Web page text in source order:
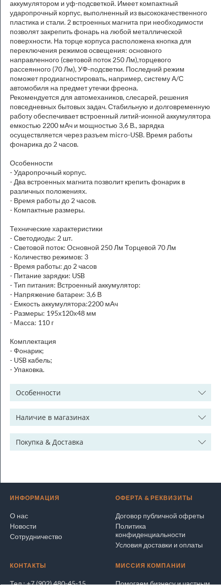
аккумулятором и уф-подсветкой. Имеет компактный
ударопрочный корпус, выполненный из высококачественного
пластика и стали. 2 встроенных магнита при необходимости
позволят закрепить фонарь на любой металлической
поверхности. На торце корпуса расположена кнопка для
переключения режимов освещения: основного
направленного (световой поток 250 Лм),торцевого
рассеянного (70 Лм), УФ-подсветки. Последний режим
поможет продиагностировать, например, систему А/С
автомобиля на предмет утечки фреона.
Рекомендуется для автомехаников, слесарей, решения
повседневных бытовых задач. Стабильную и долговременную
работу обеспечивает встроенный литий-ионной аккумулятора
емкостью 2200 мАч и мощностью 3,6 В., зарядка
осуществляется через разъем micro-USB. Время работы
фонарика до 2 часов.
Особенности
- Ударопрочный корпус.
- Два встроенных магнита позволит крепить фонарик в
различных положениях.
- Время работы до 2 часов.
- Компактные размеры.
Технические характеристики
- Светодиоды: 2 шт.
- Световой поток: Основной 250 Лм Торцевой 70 Лм
- Количество режимов: 3
- Время работы: до 2 часов
- Питание зарядки: USB
- Тип питания: Встроенный аккумулятор:
- Напряжение батареи: 3,6 В
- Емкость аккумулятора:2200 мАч
- Размеры: 195х120х48 мм
- Масса: 110 г
Комплектация
- Фонарик;
- USB кабель;
- Упаковка.
Особенности
Наличие в магазинах
Покупка & Доставка
ИНФОРМАЦИЯ
О нас
Новости
Сотрудничество
ОФЕРТА & РЕКВИЗИТЫ
Договор публичной офреты
Политика
конфиденциальности
Условия доставки и оплаты
КОНТАКТЫ
Тел.: +7 (902) 480-45-15
МИССИЯ КОМПАНИИ
Помогаем бизнесу и частным